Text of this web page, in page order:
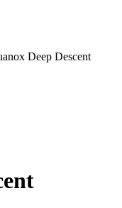
Deep Descent